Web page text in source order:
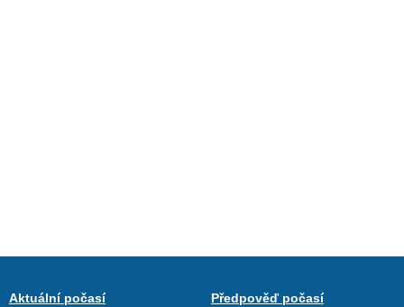
Aktuální počasí
Předpověď počasí